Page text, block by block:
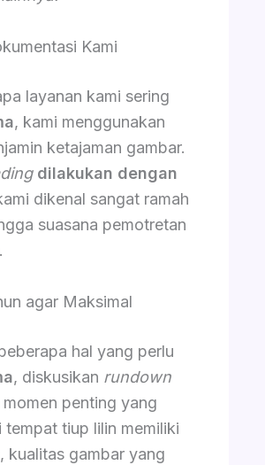
Kami
layanan kami sering
, kami menggunakan
ketajaman gambar.
dilakukan dengan
dikenal sangat ramah
suasana pemotretan
agar Maksimal
hal yang perlu
, diskusikan rundown
penting yang
tiup lilin memiliki
, kualitas gambar yang